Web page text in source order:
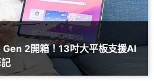
2開箱！13吋大平板支援AI